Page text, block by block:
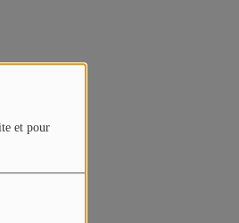
et pour